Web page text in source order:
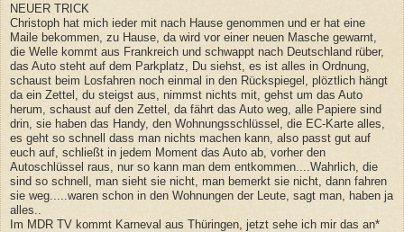
NEUER TRICK
Christoph hat mich ieder mit nach Hause genommen und er hat eine
Maile bekommen, zu Hause, da wird vor einer neuen Masche gewarnt,
die Welle kommt aus Frankreich und schwappt nach Deutschland rüber,
das Auto steht auf dem Parkplatz, Du siehst, es ist alles in Ordnung,
schaust beim Losfahren noch einmal in den Rückspiegel, plöztlich hängt
da ein Zettel, du steigst aus, nimmst nichts mit, gehst um das Auto
herum, schaust auf den Zettel, da fährt das Auto weg, alle Papiere sind
drin, sie haben das Handy, den Wohnungsschlüssel, die EC-Karte alles,
es geht so schnell dass man nichts machen kann, also passt gut auf
euch auf, schließt in jedem Moment das Auto ab, vorher den
Autoschlüssel raus, nur so kann man dem entkommen....Wahrlich, die
sind so schnell, man sieht sie nicht, man bemerkt sie nicht, dann fahren
sie weg.....waren schon in den Wohnungen der Leute, sagt man, haben ja
alles..
Im MDR TV kommt Karneval aus Thüringen, jetzt sehe ich mir das an*